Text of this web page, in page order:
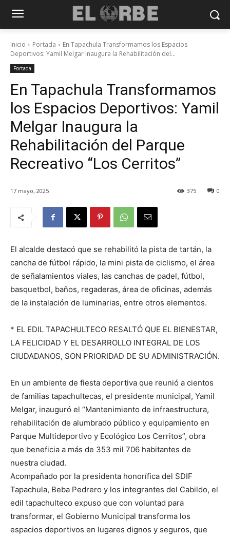
Inicio Portada
En Tapachula Transformamos los Espacios
Deportivos: Yamil Melgar Inaugura la Rehabilitación del...
Portada
En Tapachula Transformamos
los Espacios Deportivos: Yamil
Melgar Inaugura la
Rehabilitación del Parque
Recreativo “Los Cerritos”
17 mayo, 2025 0
375
El alcalde destacó que se rehabilitó la pista de tartán, la
cancha de fútbol rápido, la mini pista de ciclismo, el área
de señalamientos viales, las canchas de padel, fútbol,
basquetbol, baños, regaderas, área de oficinas, además
de la instalación de luminarias, entre otros elementos.
* EL EDIL TAPACHULTECO RESALTÓ QUE EL BIENESTAR,
LA FELICIDAD Y EL DESARROLLO INTEGRAL DE LOS
CIUDADANOS, SON PRIORIDAD DE SU ADMINISTRACIÓN.
En un ambiente de fiesta deportiva que reunió a cientos
de familias tapachultecas, el presidente municipal, Yamil
Melgar, inauguró el “Mantenimiento de infraestructura,
rehabilitación de alumbrado público y equipamiento en
Parque Multideportivo y Ecológico Los Cerritos”, obra
que beneficia a más de 353 mil 706 habitantes de
nuestra ciudad.
Acompañado por la presidenta honorífica del SDIF
Tapachula, Beba Pedrero y los integrantes del Cabildo, el
edil tapachulteco expuso que con voluntad para
transformar, el Gobierno Municipal transforma los
espacios deportivos en lugares dignos y seguros, que